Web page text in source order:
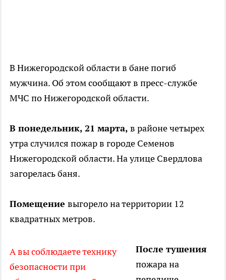
В Нижегородской области в бане погиб
мужчина. Об этом сообщают в пресс-службе
МЧС по Нижегородской области.
В понедельник, 21 марта, в районе четырех
утра случился пожар в городе Семенов
Нижегородской области. На улице Свердлова
загорелась баня.
Помещение выгорело на территории 12
квадратных метров.
А вы соблюдаете технику
безопасности при
После тушения
пожара на